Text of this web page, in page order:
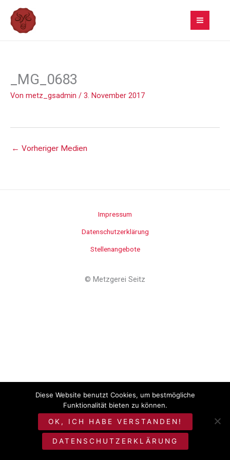
Inhalt
springen
_MG_0683
Von metz_gsadmin / 3. November 2017
← Vorheriger Medien
Impressum
Datenschutzerklärung
Stellenangebote
© Metzgerei Seitz
Diese Website benutzt Cookies, um bestmögliche
Funktionalität bieten zu können.
OK, ICH HABE VERSTANDEN!
DATENSCHUTZERKLÄRUNG